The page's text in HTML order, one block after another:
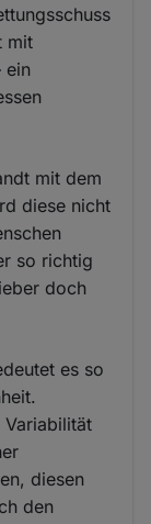
mit
ein
mit dem
diese nicht
so richtig
doch
es so
diesen
den